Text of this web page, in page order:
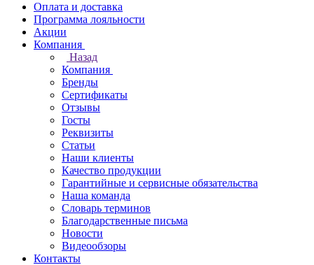
Оплата и доставка
Программа лояльности
Акции
Компания
Назад
Компания
Бренды
Сертификаты
Отзывы
Госты
Реквизиты
Статьи
Наши клиенты
Качество продукции
Гарантийные и сервисные обязательства
Наша команда
Словарь терминов
Благодарственные письма
Новости
Видеообзоры
Контакты